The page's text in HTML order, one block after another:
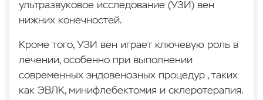
ультразвуковое исследование (УЗИ) вен
нижних конечностей.
Кроме того, УЗИ вен играет ключевую роль в
лечении, особенно при выполнении
современных эндовенозных процедур , таких
как ЭВЛК, минифлебектомия и склеротерапия.